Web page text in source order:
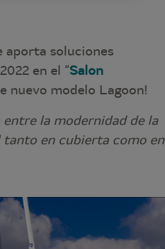
aporta soluciones
en el “Salon
nuevo modelo Lagoon!
la modernidad de la
tanto en cubierta como en